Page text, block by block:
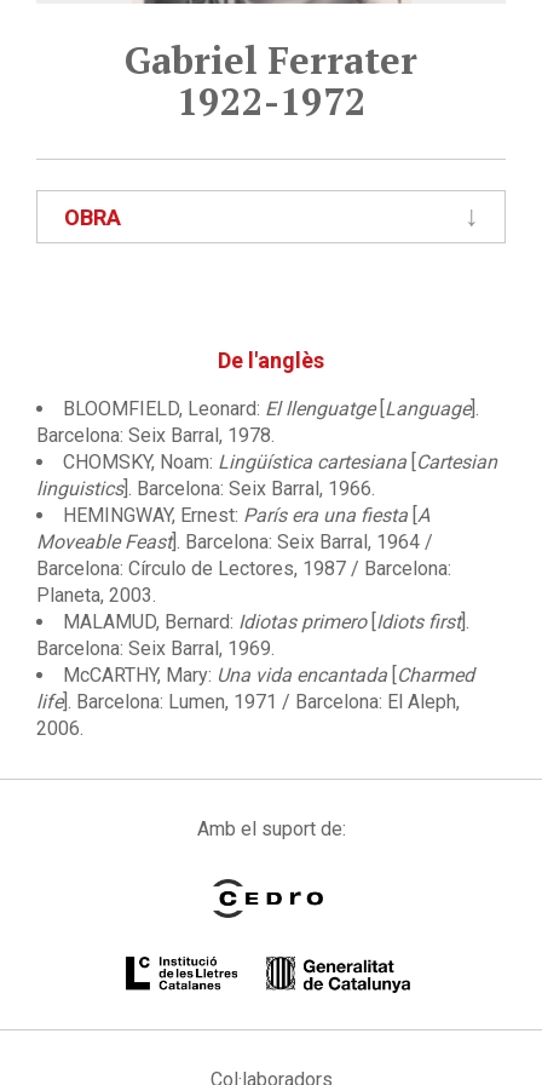
Gabriel Ferrater
1922-1972
OBRA
De l'anglès
BLOOMFIELD, Leonard: El llenguatge[Language].
Barcelona: Seix Barral, 1978.
CHOMSKY, Noam: Lingüística cartesiana [Cartesian
linguistics]. Barcelona: Seix Barral, 1966.
HEMINGWAY, Ernest: París era una fiesta [A
Moveable Feast]. Barcelona: Seix Barral, 1964 /
Barcelona: Círculo de Lectores, 1987 / Barcelona:
Planeta, 2003.
MALAMUD, Bernard: Idiotas primero[Idiots first].
Barcelona: Seix Barral, 1969.
McCARTHY, Mary: Una vida encantada [Charmed
life]. Barcelona: Lumen, 1971 / Barcelona: El Aleph,
2006.
Amb el suport de:
Col·laboradors